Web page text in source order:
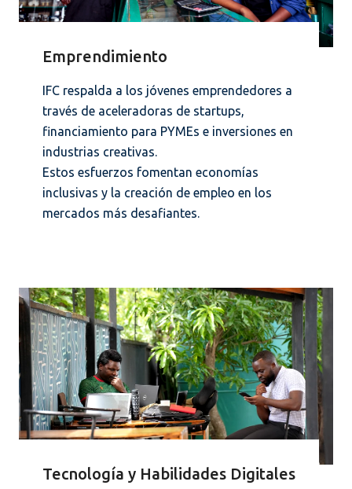
Emprendimiento
IFC respalda a los jóvenes emprendedores a
través de aceleradoras de startups,
financiamiento para PYMEs e inversiones en
industrias creativas.
Estos esfuerzos fomentan economías
inclusivas y la creación de empleo en los
mercados más desafiantes.
Tecnología y Habilidades Digitales